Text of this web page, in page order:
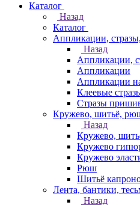
Каталог
Назад
Каталог
Аппликации,
Назад
Аппликации,
Аппликации
Аппликации
Клеевые
Стразы
Кружево, шитьё,
Назад
Кружево,
Кружево
Кружево
Рюш
Шитьё
Лента, бантики,
Назад